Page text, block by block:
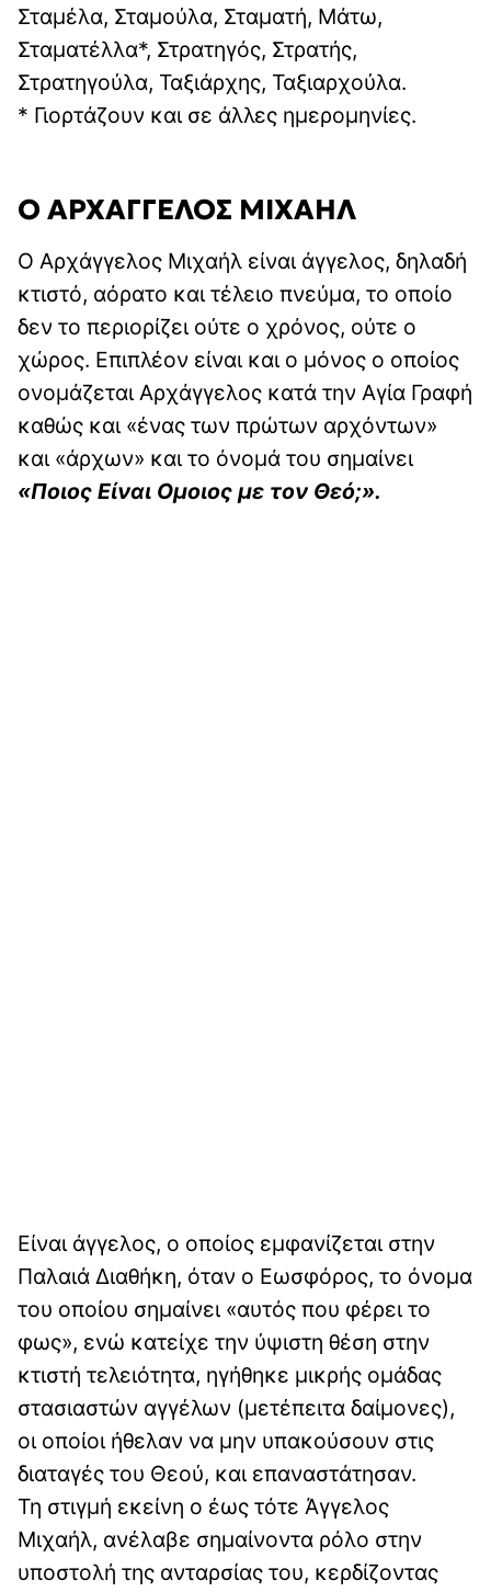
Σταμέλα, Σταμούλα, Σταματή, Μάτω,
Σταματέλλα*, Στρατηγός, Στρατής,
Στρατηγούλα, Ταξιάρχης, Ταξιαρχούλα.
* Γιορτάζουν και σε άλλες ημερομηνίες.
Ο ΑΡΧΑΓΓΕΛΟΣ ΜΙΧΑΗΛ
Ο Αρχάγγελος Μιχαήλ είναι άγγελος, δηλαδή
κτιστό, αόρατο και τέλειο πνεύμα, το οποίο
δεν το περιορίζει ούτε ο χρόνος, ούτε ο
χώρος. Επιπλέον είναι και ο μόνος ο οποίος
ονομάζεται Αρχάγγελος κατά την Αγία Γραφή
καθώς και «ένας των πρώτων αρχόντων»
και «άρχων» και το όνομά του σημαίνει
«Ποιος Είναι Ομοιος με τον Θεό;».
Είναι άγγελος, ο οποίος εμφανίζεται στην
Παλαιά Διαθήκη, όταν ο Εωσφόρος, το όνομα
του οποίου σημαίνει «αυτός που φέρει το
φως», ενώ κατείχε την ύψιστη θέση στην
κτιστή τελειότητα, ηγήθηκε μικρής ομάδας
στασιαστών αγγέλων (μετέπειτα δαίμονες),
οι οποίοι ήθελαν να μην υπακούσουν στις
διαταγές του Θεού, και επαναστάτησαν.
Τη στιγμή εκείνη ο έως τότε Άγγελος
Μιχαήλ, ανέλαβε σημαίνοντα ρόλο στην
υποστολή της ανταρσίας του, κερδίζοντας